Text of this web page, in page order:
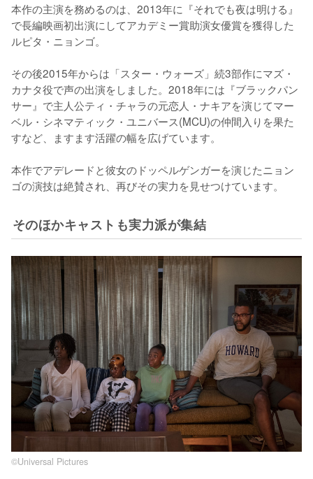
本作の主演を務めるのは、2013年に『それでも夜は明ける』
で長編映画初出演にしてアカデミー賞助演女優賞を獲得した
ルピタ・ニョンゴ。
その後2015年からは「スター・ウォーズ」続3部作にマズ・
カナタ役で声の出演をしました。2018年には『ブラックパン
サー』で主人公ティ・チャラの元恋人・ナキアを演じてマー
ベル・シネマティック・ユニバース(MCU)の仲間入りを果た
すなど、ますます活躍の幅を広げています。
本作でアデレードと彼女のドッペルゲンガーを演じたニョン
ゴの演技は絶賛され、再びその実力を見せつけています。
そのほかキャストも実力派が集結
©Universal Pictures